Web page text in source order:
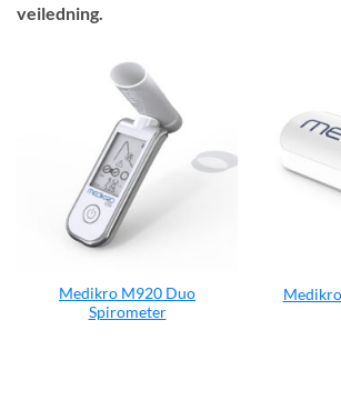
veiledning.
Medikro M920 Duo
Spirometer